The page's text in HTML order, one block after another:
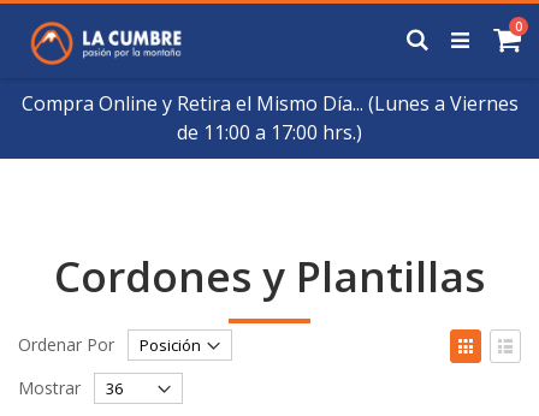
Compra Online y Retira el Mismo Día... (Lunes a Viernes
de 11:00 a 17:00 hrs.)
Contenido
0
Buscar
Cordones y Plantillas
Ordenar Por
Ver
como
Mostrar